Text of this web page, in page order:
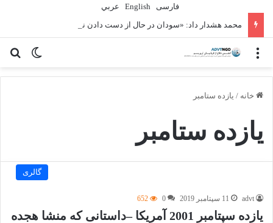
فارسی English
عربي
تغییر منو
خانه / یازده ستامبر
یازده ستامبر
گالری
advt 11 سپتامبر 2019 0
652
یازده سپتامبر 2001 آمریکا –داستانی که منشا هجده